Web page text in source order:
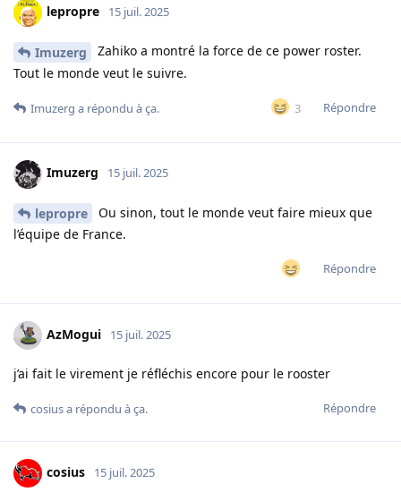
lepropre 15 juil. 2025
Imuzerg
Zahiko a montré la force de ce power roster.
Tout le monde veut le suivre.
3 Répondre
Imuzerg a répondu à ça.
Imuzerg 15 juil. 2025
lepropre
Ou sinon, tout le monde veut faire mieux que
l’équipe de France.
Répondre
AzMogui 15 juil. 2025
j’ai fait le virement je réfléchis encore pour le rooster
Répondre
cosiusa répondu à ça.
cosius 15 juil. 2025